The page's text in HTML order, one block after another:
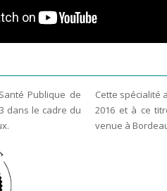
Publique de
dans le cadre du
Cette spécialité
2016 et à ce
venue à